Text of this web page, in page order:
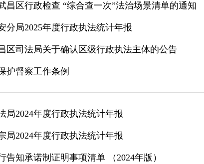
昌区行政检查 “综合查一次”法治场景清单的通知
分局2025年度行政执法统计年报
区司法局关于确认区级行政执法主体的公告
护督察工作条例
局2024年度行政执法统计年报
局2024年度行政执法统计年报
告知承诺制证明事项清单 （2024年版）